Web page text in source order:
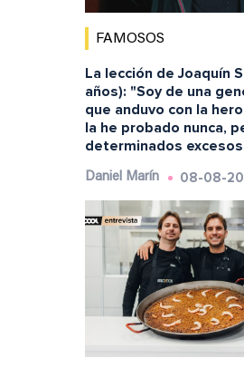
FAMOSOS
La lección de Joaquín
años): "Soy de una
que anduvo con la
la he probado nunca,
determinados
Daniel Marín 08-08-